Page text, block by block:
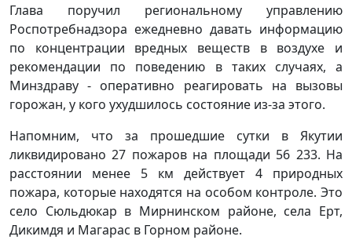
Глава поручил региональному управлению
Роспотребнадзора ежедневно давать информацию
по концентрации вредных веществ в воздухе и
рекомендации по поведению в таких случаях, а
Минздраву - оперативно реагировать на вызовы
горожан, у кого ухудшилось состояние из-за этого.
Напомним, что за прошедшие сутки в Якутии
ликвидировано 27 пожаров на площади 56 233. На
расстоянии менее 5 км действует 4 природных
пожара, которые находятся на особом контроле. Это
село Сюльдюкар в Мирнинском районе, села Ерт,
Дикимдя и Магарас в Горном районе.